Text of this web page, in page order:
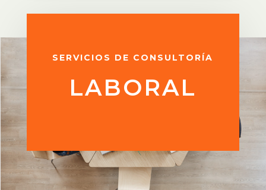
SERVICIOS DE CONSULTORÍA
LABORAL